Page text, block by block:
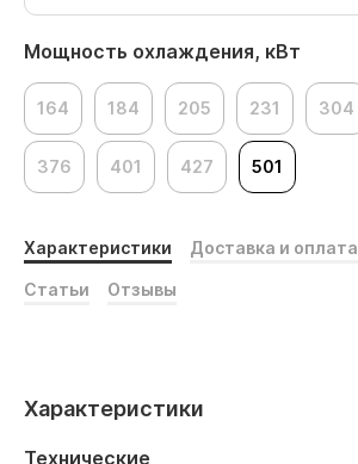
Мощность охлаждения, кВт
164 184 205 231 304
376 401 427 501
Характеристики Доставка и оплата
Статьи Отзывы
Характеристики
Технические